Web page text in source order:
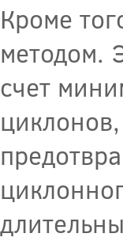
Кроме
методом.
счет